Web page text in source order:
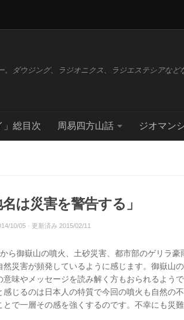
ダウジング、ラジオニクス、ラジエステシアなど
」総目次 周易四方山話 ジオマン
は災害を警告する」
10/05 · 更新済み 2015/02/11
ら御嶽山の噴火、土砂災害、都市部のゲリラ豪
然災害が頻発しているように感じます。御嶽山
意味やメッセージを読み解く方もおられるよう
感じるのは日本人の特質で今回の噴火も自然の
とで一層その感を強くするのです。不幸にも災